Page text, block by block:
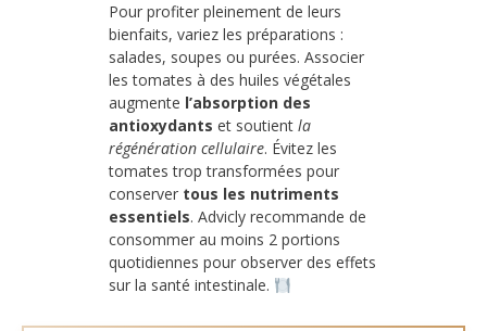
Pour profiter pleinement de leurs
bienfaits, variez les préparations :
salades, soupes ou purées. Associer
les tomates à des huiles végétales
augmente l’absorption des
antioxydants et soutient la
régénération cellulaire. Évitez les
tomates trop transformées pour
conserver tous les nutriments
essentiels. Advicly recommande de
consommer au moins 2 portions
quotidiennes pour observer des effets
sur la santé intestinale.